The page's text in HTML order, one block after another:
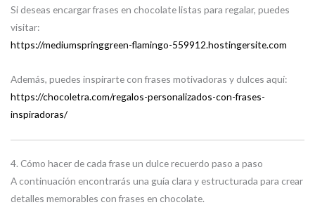
Si deseas encargar frases en chocolate listas para regalar, puedes
visitar:
https://mediumspringgreen-flamingo-559912.hostingersite.com
Además, puedes inspirarte con frases motivadoras y dulces aquí:
https://chocoletra.com/regalos-personalizados-con-frases-
inspiradoras/
4. Cómo hacer de cada frase un dulce recuerdo paso a paso
A continuación encontrarás una guía clara y estructurada para crear
detalles memorables con frases en chocolate.